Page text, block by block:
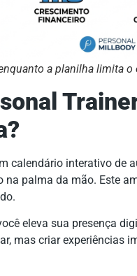
a planilha limita o
calendário interativo de
palma da mão. Este
eleva sua presença
mas criar experiências